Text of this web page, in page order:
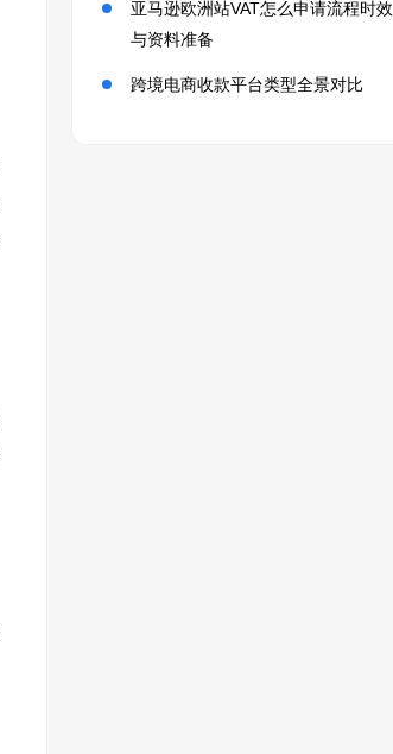
亚马逊欧洲站VAT怎么申请流程时效
与资料准备
跨境电商收款平台类型全景对比